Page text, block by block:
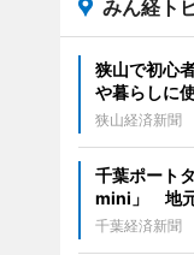
みん経ト
狭山で初心
や暮らしに
狭山経済新聞
千葉ポート
mini」 地元
千葉経済新聞